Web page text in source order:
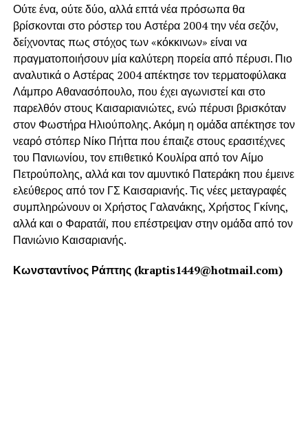
Ούτε ένα, ούτε δύο, αλλά επτά νέα πρόσωπα θα
βρίσκονται στο ρόστερ του Αστέρα 2004 την νέα σεζόν,
δείχνοντας πως στόχος των «κόκκινων» είναι να
πραγματοποιήσουν μία καλύτερη πορεία από πέρυσι. Πιο
αναλυτικά ο Αστέρας 2004 απέκτησε τον τερματοφύλακα
Λάμπρο Αθανασόπουλο, που έχει αγωνιστεί και στο
παρελθόν στους Καισαριανιώτες, ενώ πέρυσι βρισκόταν
στον Φωστήρα Ηλιούπολης. Ακόμη η ομάδα απέκτησε τον
νεαρό στόπερ Νίκο Πήττα που έπαιζε στους ερασιτέχνες
του Πανιωνίου, τον επιθετικό Κουλίρα από τον Αίμο
Πετρούπολης, αλλά και τον αμυντικό Πατεράκη που έμεινε
ελεύθερος από τον ΓΣ Καισαριανής. Τις νέες μεταγραφές
συμπληρώνουν οι Χρήστος Γαλανάκης, Χρήστος Γκίνης,
αλλά και ο Φαρατάϊ, που επέστρεψαν στην ομάδα από τον
Πανιώνιο Καισαριανής.
Κωνσταντίνος Ράπτης (kraptis1449@hotmail.com)